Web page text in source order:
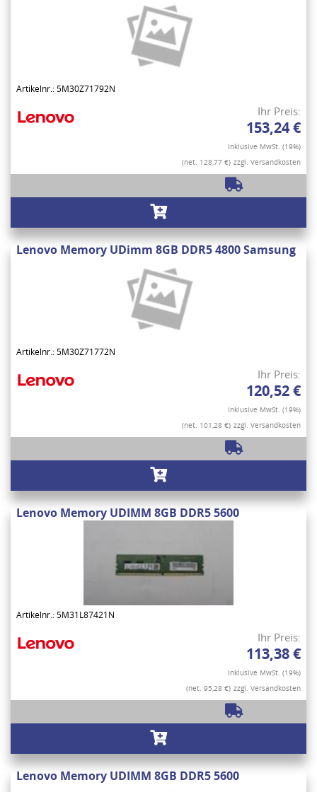
Artikelnr.: 5M30Z71792N
Ihr Preis:
153,24 €
Inklusive MwSt. (19%)
(net. 128,77 €) zzgl. Versandkosten
Lenovo Memory UDimm 8GB DDR5 4800 Samsung
Artikelnr.: 5M30Z71772N
Ihr Preis:
120,52 €
Inklusive MwSt. (19%)
(net. 101,28 €) zzgl. Versandkosten
Lenovo Memory UDIMM 8GB DDR5 5600
Artikelnr.: 5M31L87421N
Ihr Preis:
113,38 €
Inklusive MwSt. (19%)
(net. 95,28 €) zzgl. Versandkosten
Lenovo Memory UDIMM 8GB DDR5 5600